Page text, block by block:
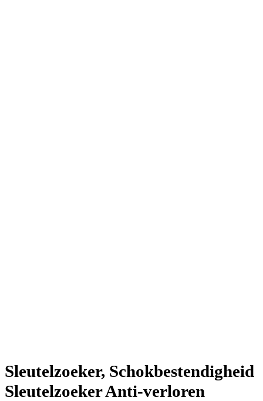
Sleutelzoeker, Schokbestendigheid
Sleutelzoeker Anti-verloren